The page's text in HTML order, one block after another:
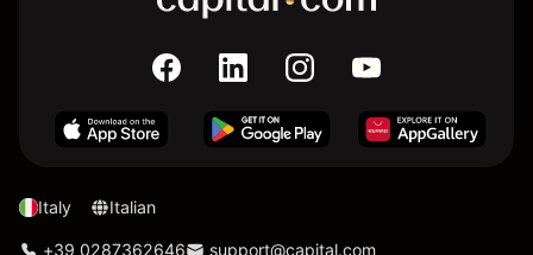
Italy Italian
+39 0287362646 support@capital.com